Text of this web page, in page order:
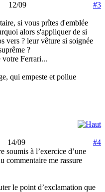
12/09
#3
si vous prîtes d'emblée
alors s'appliquer de si
vers ? leur vêture si soignée
?
votre Ferrari...
qui empeste et pollue
14/09
#4
soumis à l’exercice d’une
commentaire me rassure
le point d’exclamation que